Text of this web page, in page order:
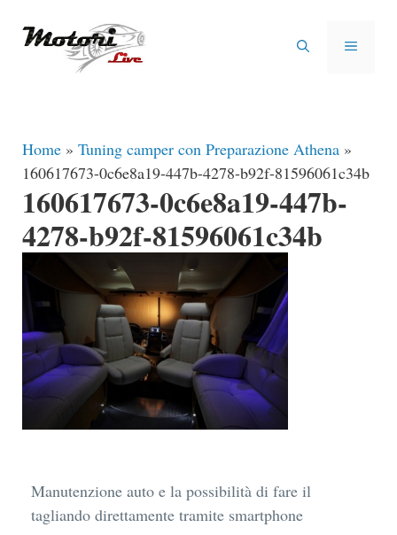
MENU
Home » Tuning camper con Preparazione Athena »
160617673-0c6e8a19-447b-4278-b92f-81596061c34b
160617673-0c6e8a19-447b-
4278-b92f-81596061c34b
Manutenzione auto e la possibilità di fare il
tagliando direttamente tramite smartphone